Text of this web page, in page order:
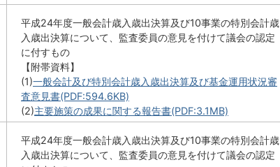
平成24年度一般会計歳入歳出決算及び10事業の特別会計歳
入歳出決算について、監査委員の意見を付けて議会の認定
に付すもの
【附帯資料】
(1)一般会計及び特別会計歳入歳出決算及び基金運用状況審
査意見書(PDF:594.6KB)
(2)主要施策の成果に関する報告書(PDF:3.1MB)
平成24年度一般会計歳入歳出決算及び10事業の特別会計歳
入歳出決算について、監査委員の意見を付けて議会の認定